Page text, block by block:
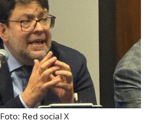
Foto: Red social X